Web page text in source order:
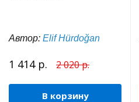
Автор: Elif Hürdoğan
1 414 р. 2 020 р.
В корзину